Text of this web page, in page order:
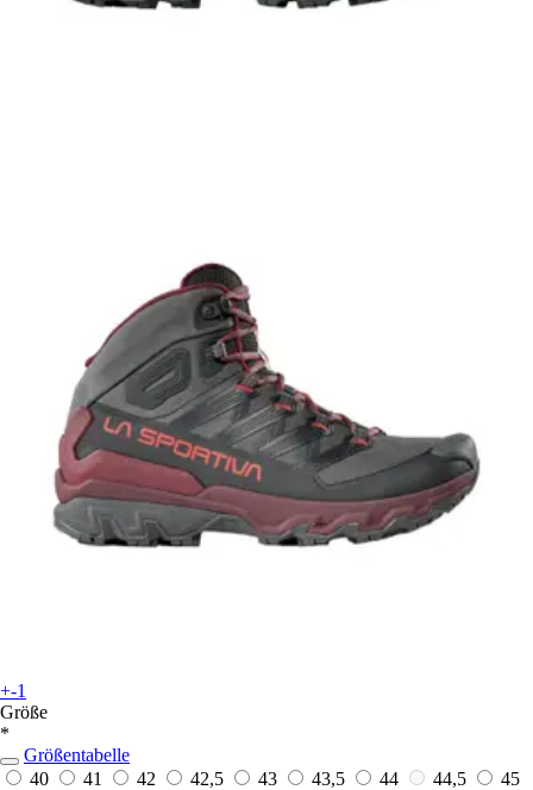
+-1
Größe
*
Größentabelle
40
41 42 42,5 43 43,5 44 44,5
45